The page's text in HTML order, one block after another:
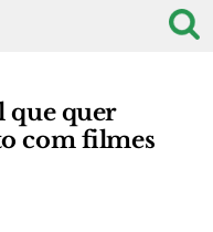
que quer
com filmes